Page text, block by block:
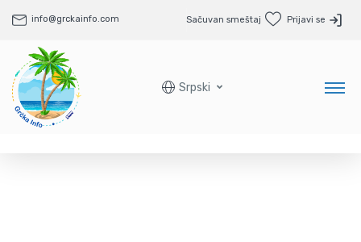
info@grckainfo.com Sačuvan smeštaj Prijavi se
Srpski